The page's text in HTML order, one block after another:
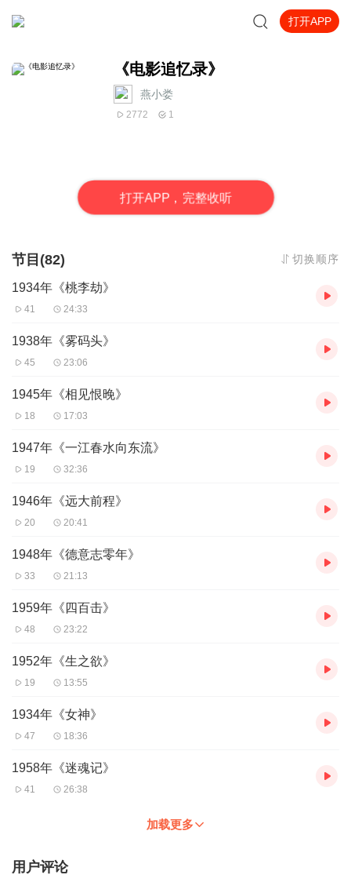
打开APP
《电影追忆录》
燕小娄
2772 1
打开APP，完整收听
节目(82) 切换顺序
1934年《桃李劫》
41 24:33
1938年《雾码头》
45 23:06
1945年《相见恨晚》
18 17:03
1947年《一江春水向东流》
19 32:36
1946年《远大前程》
20 20:41
1948年《德意志零年》
33 21:13
1959年《四百击》
48 23:22
1952年《生之欲》
19 13:55
1934年《女神》
47 18:36
1958年《迷魂记》
41 26:38
加载更多
用户评论